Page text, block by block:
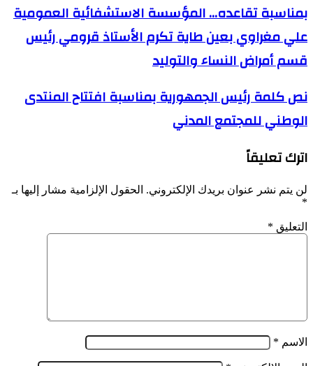
بمناسبة
تقاعده...
المؤسسة
الاستشفائية
العمومية
بعين
طاية
تكرم
قرومي
رئيس
أمراض
النساء
والتوليد
بمناسبة تقاعده... المؤسسة الاستشفائية العمومية
علي مغراوي بعين طاية تكرم الأستاذ قرومي رئيس
قسم أمراض النساء والتوليد
نص
كلمة
رئيس
الجمهورية
افتتاح
الوطني
للمجتمع
نص كلمة رئيس الجمهورية بمناسبة افتتاح المنتدى
الوطني للمجتمع المدني
اترك تعليقاً
لن يتم نشر عنوان بريدك الإلكتروني. الحقول الإلزامية مشار إليها بـ
*
التعليق *
الاسم *